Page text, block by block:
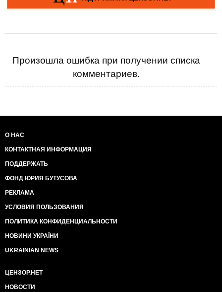
Произошла ошибка при получении списка
комментариев.
О НАС
КОНТАКТНАЯ ИНФОРМАЦИЯ
ПОДДЕРЖАТЬ
ФОНД ЮРИЯ БУТУСОВА
РЕКЛАМА
УСЛОВИЯ ПОЛЬЗОВАНИЯ
ПОЛИТИКА КОНФИДЕНЦИАЛЬНОСТИ
НОВИНИ УКРАЇНИ
UKRAINIAN NEWS
ЦЕНЗОР.НЕТ
НОВОСТИ